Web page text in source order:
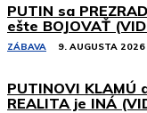
PUTIN sa
ešte BOJOVAŤ
ZÁBAVA 9. AUGUSTA 2026
PUTINOVI KLAMÚ
REALITA je INÁ